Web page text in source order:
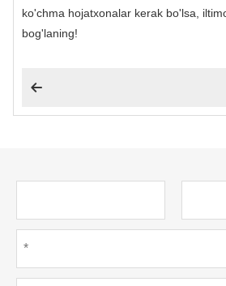
ko'chma hojatxonalar kerak bo'lsa,
bog'laning!
